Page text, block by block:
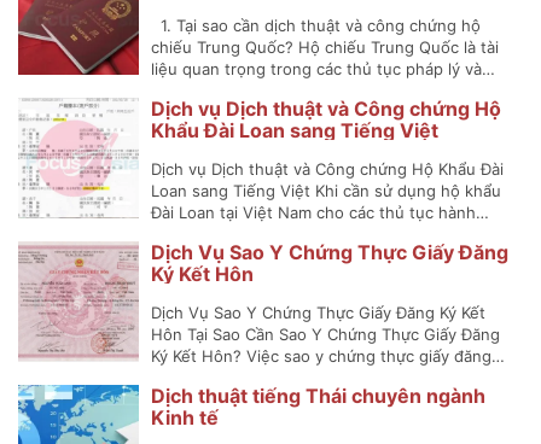
1. Tại sao cần dịch thuật và công chứng hộ
chiếu Trung Quốc? Hộ chiếu Trung Quốc là tài
liệu quan trọng trong các thủ tục pháp lý và…
Dịch vụ Dịch thuật và Công chứng Hộ
Khẩu Đài Loan sang Tiếng Việt
Dịch vụ Dịch thuật và Công chứng Hộ Khẩu Đài
Loan sang Tiếng Việt Khi cần sử dụng hộ khẩu
Đài Loan tại Việt Nam cho các thủ tục hành…
Dịch Vụ Sao Y Chứng Thực Giấy Đăng
Ký Kết Hôn
Dịch Vụ Sao Y Chứng Thực Giấy Đăng Ký Kết
Hôn Tại Sao Cần Sao Y Chứng Thực Giấy Đăng
Ký Kết Hôn? Việc sao y chứng thực giấy đăng…
Dịch thuật tiếng Thái chuyên ngành
Kinh tế